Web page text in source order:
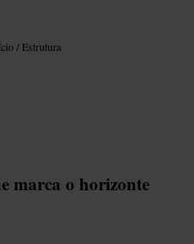
/ Estrutura
marca o horizonte